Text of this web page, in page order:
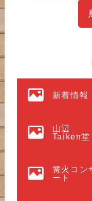
新着情報
山辺
Taiken堂
篝火コン
ート